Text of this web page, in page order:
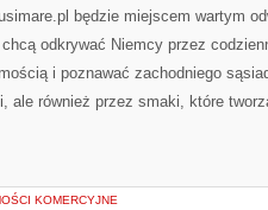
będzie miejscem wartym
odkrywać Niemcy przez
i poznawać zachodniego
ale również przez smaki, które
KOMERCYJNE